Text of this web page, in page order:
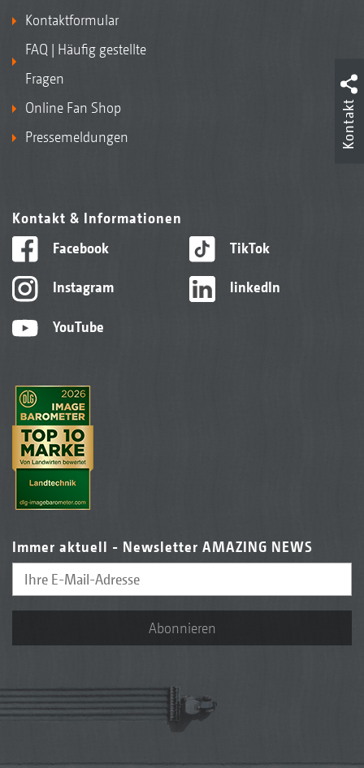
Kontaktformular
FAQ | Häufig gestellte
Fragen
Online Fan Shop
Pressemeldungen
Kontakt & Informationen
Facebook
Instagram
YouTube
TikTok
linkedIn
Immer aktuell - Newsletter AMAZING NEWS
Abonnieren
Kontakt